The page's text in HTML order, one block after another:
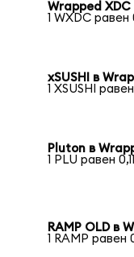
Wrapped XDC
1 WXDC равен
xSUSHI в
1 XSUSHI
Pluton в
1 PLU равен
RAMP OLD в
1 RAMP равен